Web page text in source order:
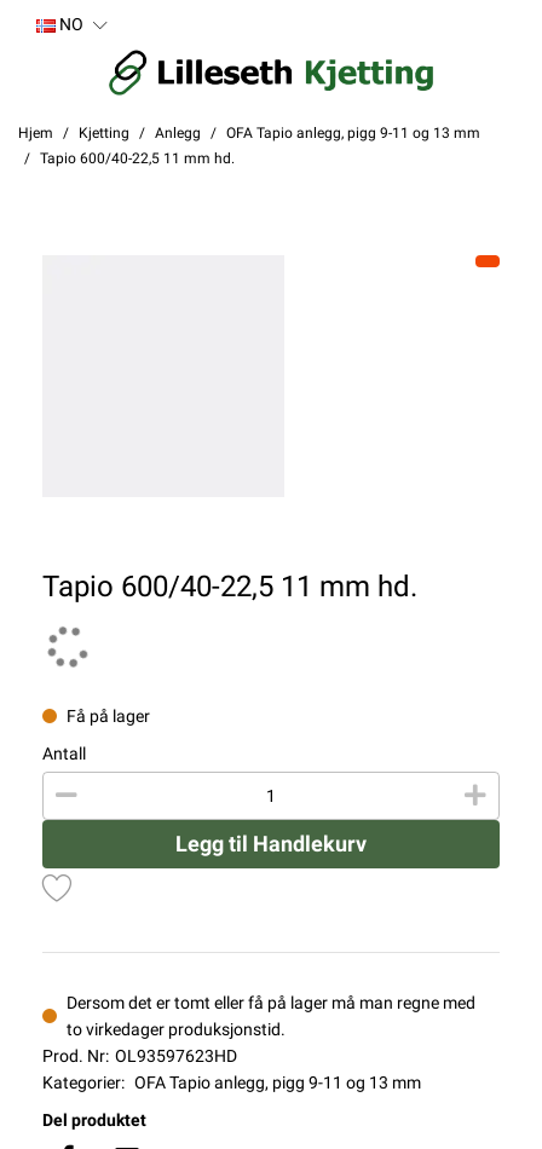
NO
Hjem Kjetting Anlegg
OFA Tapio anlegg, pigg 9-11 og 13 mm
Tapio 600/40-22,5 11 mm hd.
Tapio 600/40-22,5 11 mm hd.
Få på lager
Antall
Legg til Handlekurv
Dersom det er tomt eller få på lager må man regne med
to virkedager produksjonstid.
Prod. Nr: OL93597623HD
Kategorier: OFA Tapio anlegg, pigg 9-11 og 13 mm
Del produktet